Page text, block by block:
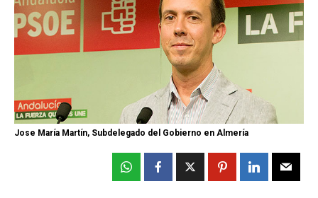
Jose María Martín, Subdelegado del Gobierno en Almería